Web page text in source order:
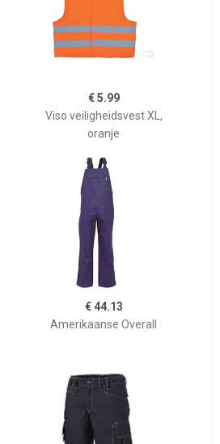
€ 5.99
Viso veiligheidsvest XL,
oranje
€ 44.13
Amerikaanse Overall